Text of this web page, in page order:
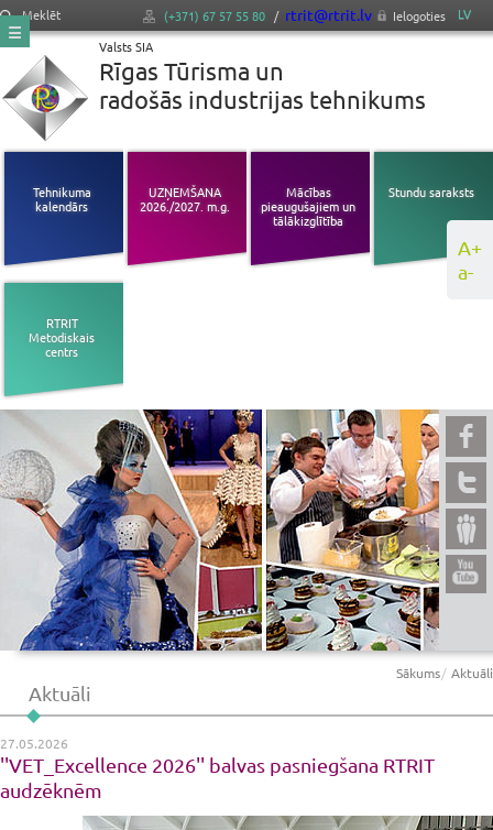
A+
a-
Meklēt (+371) 67 57 55 80 / rtrit@rtrit.lv Ielogoties
LV
Valsts SIA
Rīgas Tūrisma un
radošās industrijas tehnikums
Tehnikuma
kalendārs
UZŅEMŠANA
2026./2027. m.g.
Mācības
pieaugušajiem un
tālākizglītība
Stundu saraksts
RTRIT
Metodiskais
centrs
Sākums Aktuāli
Aktuāli
27.05.2026
''VET_Excellence 2026'' balvas pasniegšana RTRIT
audzēknēm